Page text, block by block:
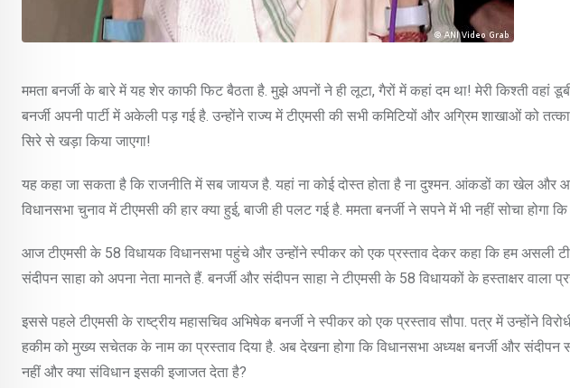
ममता बनर्जी के बारे में यह शेर काफी फिट बैठता है. मुझे अपनों ने ही लूटा, गैरों में कहां दम था! मेरी किश्ती वहां
बनर्जी अपनी पार्टी में अकेली पड़ गई है. उन्होंने राज्य में टीएमसी की सभी कमिटियों और अग्रिम शाखाओं को
सिरे से खड़ा किया जाएगा!
यह कहा जा सकता है कि राजनीति में सब जायज है. यहां ना कोई दोस्त होता है ना दुश्मन. आंकडों का खेल और
विधानसभा चुनाव में टीएमसी की हार क्या हुई, बाजी ही पलट गई है. ममता बनर्जी ने सपने में भी नहीं सोचा होगा
आज टीएमसी के 58 विधायक विधानसभा पहुंचे और उन्होंने स्पीकर को एक प्रस्ताव देकर कहा कि हम असली
संदीपन साहा को अपना नेता मानते हैं. बनर्जी और संदीपन साहा ने टीएमसी के 58 विधायकों के हस्ताक्षर वाला
इससे पहले टीएमसी के राष्ट्रीय महासचिव अभिषेक बनर्जी ने स्पीकर को एक प्रस्ताव सौपा. पत्र में उन्होंने
हकीम को मुख्य सचेतक के नाम का प्रस्ताव दिया है. अब देखना होगा कि विधानसभा अध्यक्ष बनर्जी और संदीपन
नहीं और क्या संविधान इसकी इजाजत देता है?